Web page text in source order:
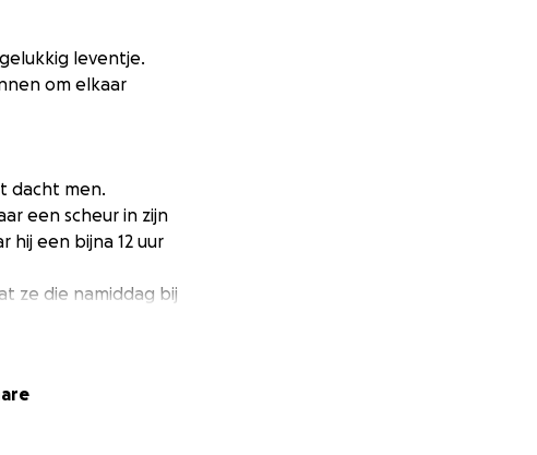
leventje.
om elkaar
dacht men.
een scheur in zijn
hij een bijna 12 uur
ze die namiddag bij